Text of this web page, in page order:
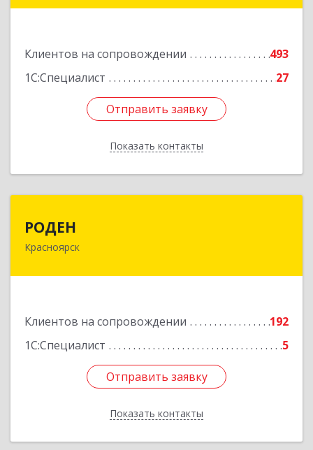
Клиентов на сопровождении
493
1С:Специалист
27
Отправить заявку
Показать контакты
Отправить заявку
Назад
РОДЕН
Красноярск
Клиентов на сопровождении
192
1С:Специалист
5
Отправить заявку
Показать контакты
660064, Красноярский край, Красноярск г, им
Отправить заявку
Назад